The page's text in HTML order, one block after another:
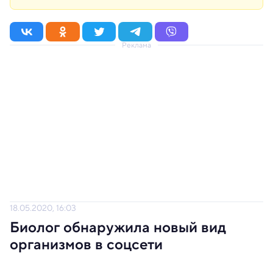
Реклама
18.05.2020, 16:03
Биолог обнаружила новый вид
организмов в соцсети